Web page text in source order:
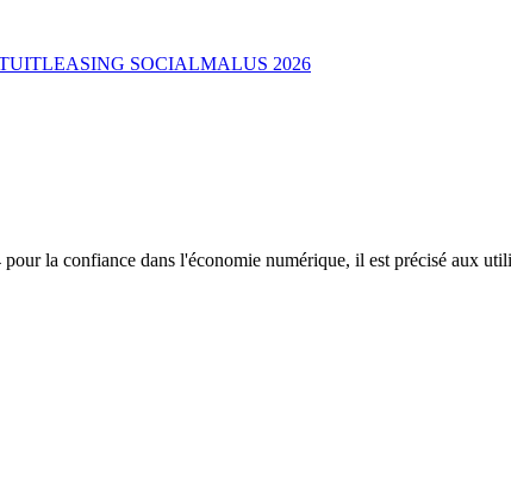
LEASING SOCIALMALUS 2026
la confiance dans l'économie numérique, il est précisé aux